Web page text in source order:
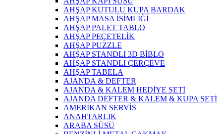
AHŞAP KUTULU KUPA BARDAK
AHŞAP MASA İSİMLİĞİ
AHŞAP PALET TABLO
AHŞAP PEÇETELİK
AHŞAP PUZZLE
AHŞAP STANDLI 3D BİBLO
AHŞAP STANDLI ÇERÇEVE
AHŞAP TABELA
AJANDA & DEFTER
AJANDA & KALEM HEDİYE SETİ
AJANDA DEFTER & KALEM & KUPA SETİ
AMERİKAN SERVİS
ANAHTARLIK
ARABA SÜSÜ